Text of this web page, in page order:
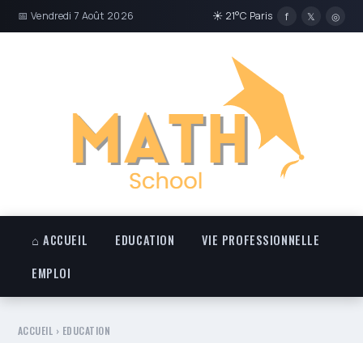
📅 Vendredi 7 Août 2026 ☀ 21°C Paris f 𝕏 ◎
⌂ ACCUEIL EDUCATION
VIE PROFESSIONNELLE
EMPLOI
ACCUEIL › EDUCATION